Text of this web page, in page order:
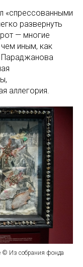
«спрессованными
развернуть
— многие
иным, как
аллегория.
© Из собрания фонда